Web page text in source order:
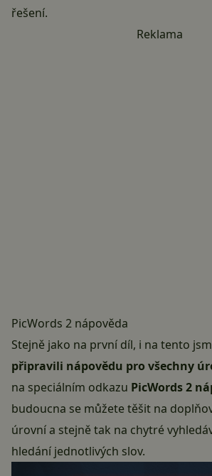
řešení.
Reklama
PicWords 2 nápověda
Stejně jako na první díl, i na tento
připravili nápovědu pro všechny
na speciálním odkazu PicWords 2
budoucna se můžete těšit na
úrovní a stejně tak na chytré
hledání jednotlivých slov.